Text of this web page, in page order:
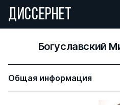
ДИССЕРНЕТ
Богуславский
Общая информация